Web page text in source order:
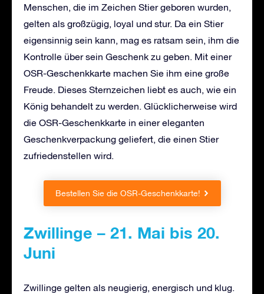
Menschen, die im Zeichen Stier geboren wurden,
gelten als großzügig, loyal und stur. Da ein Stier
eigensinnig sein kann, mag es ratsam sein, ihm die
Kontrolle über sein Geschenk zu geben. Mit einer
OSR-Geschenkkarte machen Sie ihm eine große
Freude. Dieses Sternzeichen liebt es auch, wie ein
König behandelt zu werden. Glücklicherweise wird
die OSR-Geschenkkarte in einer eleganten
Geschenkverpackung geliefert, die einen Stier
zufriedenstellen wird.
Bestellen Sie die OSR-Geschenkkarte!
Zwillinge – 21. Mai bis 20.
Juni
Zwillinge gelten als neugierig, energisch und klug.